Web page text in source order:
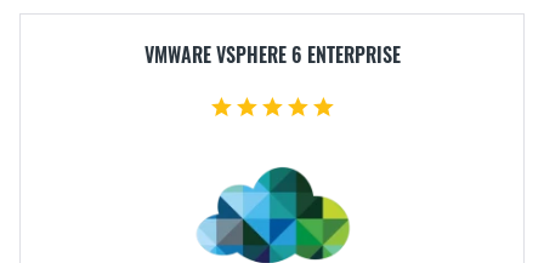
VMWARE VSPHERE 6 ENTERPRISE